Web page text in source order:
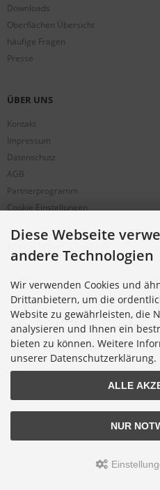
Downloads
Oberflächen Übersicht
häufige Fragen
Presse
ÜBER UNS
Kontakt
Impressum
Datenschutz
AGB
Partnerprogramm
Cookie Einstellungen
BESTELLUNG & SERVICE
Alternative Bestellwege
Sicher Einkaufen
Widerrufsrecht
Muster-Widerrufsformular
Widerruf erklären
modified eCommerce Shopsoftware ©
Diese Webseite
andere Technologien
Wir verwenden Cookies und
Drittanbietern, um die
Website zu gewährleisten, die
analysieren und Ihnen ein
bieten zu können. Weitere
unserer Datenschutzerklärung.
ALLE
NUR